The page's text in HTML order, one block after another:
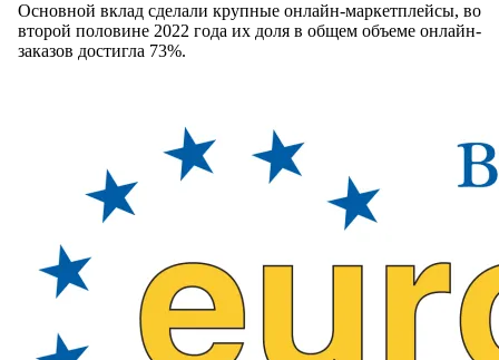
Основной вклад сделали крупные онлайн-маркетплейсы, во
второй половине 2022 года их доля в общем объеме онлайн-
заказов достигла 73%.